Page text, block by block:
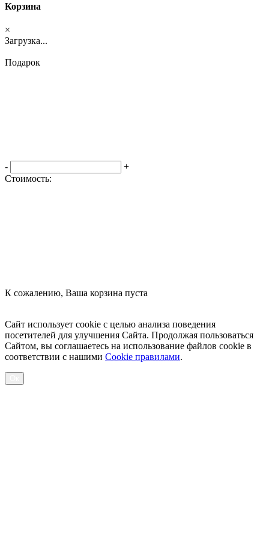
Корзина
×
Загрузка...
Подарок
-
+
Стоимость:
К сожалению, Ваша корзина пуста
Сайт использует cookie с целью анализа поведения
посетителей для улучшения Сайта. Продолжая пользоваться
Сайтом, вы соглашаетесь на использование файлов cookie в
соответствии с нашими Cookiе правилами.